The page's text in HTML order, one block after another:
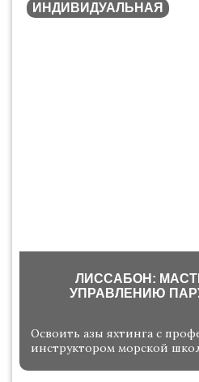
ИНДИВИДУАЛЬНАЯ
ЛИССАБОН:
УПРАВЛЕНИЮ
Освоить азы яхтинга с
инструктором морской